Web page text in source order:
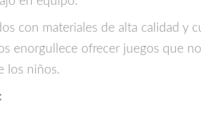
con materiales de alta calidad y
enorgullece ofrecer juegos que
los niños.